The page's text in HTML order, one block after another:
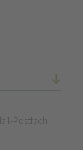
Postfach!